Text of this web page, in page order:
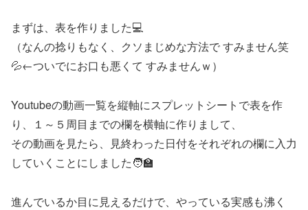
まずは、表を作りました💻
（なんの捻りもなく、クソまじめな方法で すみません笑
💦←ついでにお口も悪くて すみませんｗ）
Youtubeの動画一覧を縦軸にスプレットシートで表を作
り、１～５周目までの欄を横軸に作りまして、
その動画を見たら、見終わった日付をそれぞれの欄に入力
していくことにしました🧑‍🏫
進んでいるか目に見えるだけで、やっている実感も沸く